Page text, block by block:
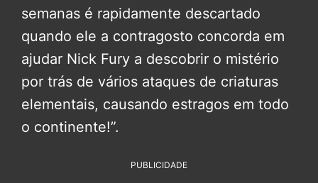
semanas é rapidamente descartado
quando ele a contragosto concorda em
ajudar Nick Fury a descobrir o mistério
por trás de vários ataques de criaturas
elementais, causando estragos em todo
o continente!”.
PUBLICIDADE